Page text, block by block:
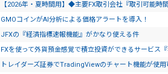
【2026年・夏時間用】◆主要FX取引会社『取引可能時
GMOコインがAI分析による価格アラートを導入！
JFXの『経済指標速報機能』がかなり使える件
FXを使って外貨預金感覚で積立投資ができるサービス
トレイダーズ証券でTradingViewのチャート機能が使